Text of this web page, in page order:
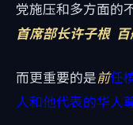
党施压和多方面的
首席部长许子根 百
而更重要的是前任
人和他代表的华人